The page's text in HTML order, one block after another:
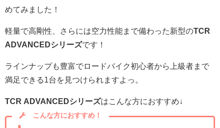
めてみました！
軽量で高剛性、さらには空力性能まで備わった新型のTCR
ADVANCEDシリーズです！
ラインナップも豊富でロードバイク初心者から上級者まで
満足できる1台を見つけられますよっ。
TCR ADVANCEDシリーズはこんな方におすすめ↓
こんな方におすすめ！